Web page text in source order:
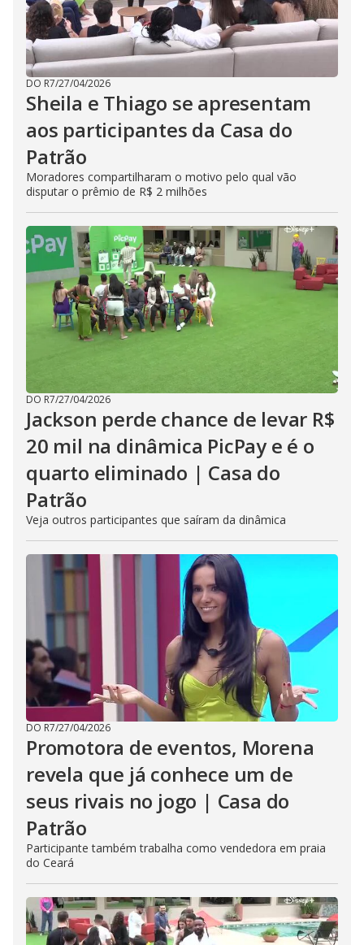
DO R7/27/04/2026
Sheila e Thiago se apresentam
aos participantes da Casa do
Patrão
Moradores compartilharam o motivo pelo qual vão
disputar o prêmio de R$ 2 milhões
DO R7/27/04/2026
Jackson perde chance de levar R$
20 mil na dinâmica PicPay e é o
quarto eliminado | Casa do
Patrão
Veja outros participantes que saíram da dinâmica
DO R7/27/04/2026
Promotora de eventos, Morena
revela que já conhece um de
seus rivais no jogo | Casa do
Patrão
Participante também trabalha como vendedora em praia
do Ceará